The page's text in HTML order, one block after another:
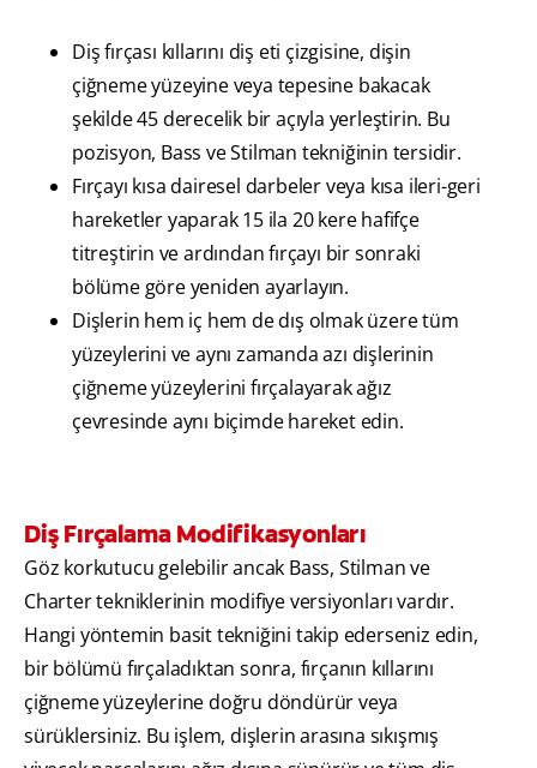
Diş fırçası kıllarını diş eti çizgisine, dişin
çiğneme yüzeyine veya tepesine bakacak
şekilde 45 derecelik bir açıyla yerleştirin. Bu
pozisyon, Bass ve Stilman tekniğinin tersidir.
Fırçayı kısa dairesel darbeler veya kısa ileri-geri
hareketler yaparak 15 ila 20 kere hafifçe
titreştirin ve ardından fırçayı bir sonraki
bölüme göre yeniden ayarlayın.
Dişlerin hem iç hem de dış olmak üzere tüm
yüzeylerini ve aynı zamanda azı dişlerinin
çiğneme yüzeylerini fırçalayarak ağız
çevresinde aynı biçimde hareket edin.
Diş Fırçalama Modifikasyonları
Göz korkutucu gelebilir ancak Bass, Stilman ve
Charter tekniklerinin modifiye versiyonları vardır.
Hangi yöntemin basit tekniğini takip ederseniz edin,
bir bölümü fırçaladıktan sonra, fırçanın kıllarını
çiğneme yüzeylerine doğru döndürür veya
sürüklersiniz. Bu işlem, dişlerin arasına sıkışmış